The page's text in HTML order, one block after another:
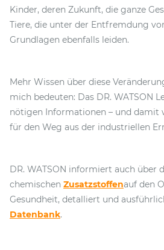
Kinder, deren Zukunft, die ganze
Tiere, die unter der Entfremdung
Grundlagen ebenfalls leiden.
Mehr Wissen über diese
mich bedeuten: Das DR. WATSON
nötigen Informationen – und damit
für den Weg aus der industriellen
DR. WATSON informiert auch über
chemischen Zusatzstoffenauf den
Gesundheit, detalliert und
Datenbank.